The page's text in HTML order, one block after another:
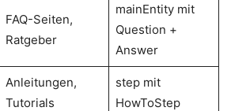
FAQ-Seiten,
Ratgeber
mainEntity mit
Question +
Answer
Anleitungen,
Tutorials
step mit
HowToStep